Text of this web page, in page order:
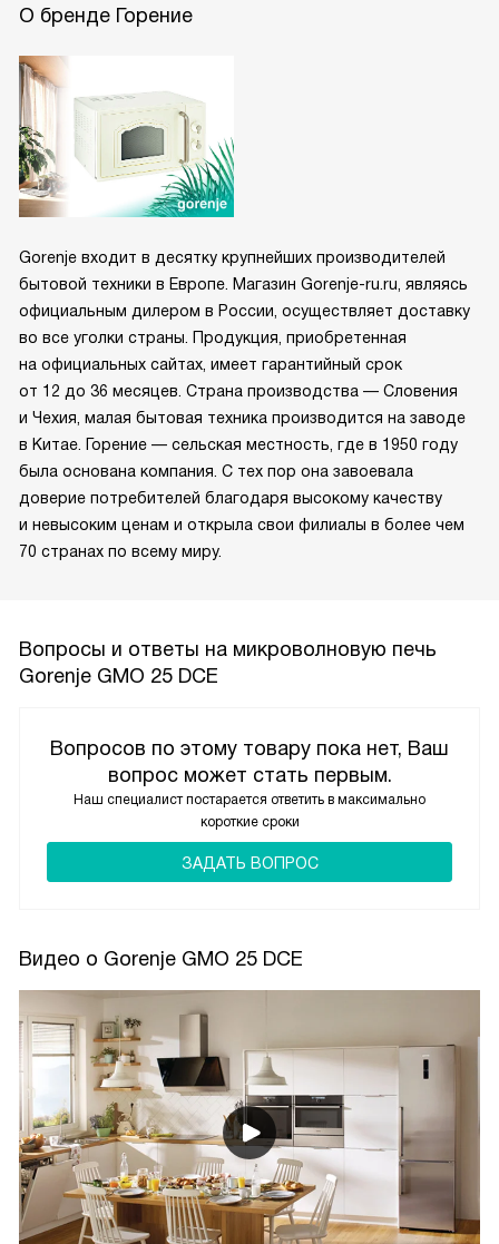
О бренде Горение
Gorenje входит в десятку крупнейших производителей
бытовой техники в Европе. Магазин Gorenje-ru.ru, являясь
официальным дилером в России, осуществляет доставку
во все уголки страны. Продукция, приобретенная
на официальных сайтах, имеет гарантийный срок
от 12 до 36 месяцев. Страна производства — Словения
и Чехия, малая бытовая техника производится на заводе
в Китае. Горение — сельская местность, где в 1950 году
была основана компания. С тех пор она завоевала
доверие потребителей благодаря высокому качеству
и невысоким ценам и открыла свои филиалы в более чем
70 странах по всему миру.
Вопросы и ответы на микроволновую печь
Gorenje GMO 25 DCE
Вопросов по этому товару пока нет, Ваш
вопрос может стать первым.
Наш специалист постарается ответить в максимально
короткие сроки
ЗАДАТЬ ВОПРОС
Видео о Gorenje GMO 25 DCE